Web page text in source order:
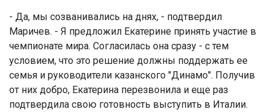
- Да, мы созванивались на днях, - подтвердил
Маричев. - Я предложил Екатерине принять участие в
чемпионате мира. Согласилась она сразу - с тем
условием, что это решение должны поддержать ее
семья и руководители казанского "Динамо". Получив
от них добро, Екатерина перезвонила и еще раз
подтвердила свою готовность выступить в Италии.